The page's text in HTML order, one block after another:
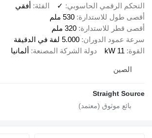
التحكم الرقمي الحاسوبي
✓ الفئة أفقي
أقصى طول للاستدارة 530 ملم
أقصى قطر للاستدارة 320 ملم
سرعة عمود الدوران 5.000 لفة في الدقيقة
القوة 11 kW دولة الشركة المصنعة ألمانيا
الصين
Straight Source